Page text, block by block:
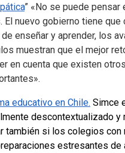
” «No se puede pensar
nuevo gobierno tiene
enseñar y aprender, los
muestran que el mejor
en cuenta que existen
educativo en Chile. Simce
descontextualizado
también si los colegios
estresantes